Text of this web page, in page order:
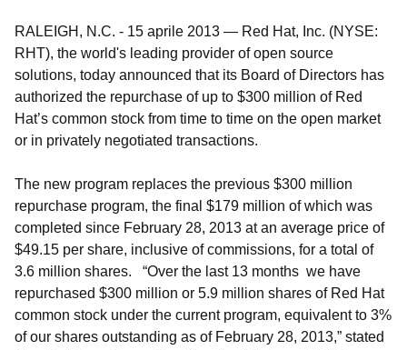
RALEIGH, N.C. - 15 aprile 2013 — Red Hat, Inc. (NYSE:
RHT), the world's leading provider of open source
solutions, today announced that its Board of Directors has
authorized the repurchase of up to $300 million of Red
Hat’s common stock from time to time on the open market
or in privately negotiated transactions.
The new program replaces the previous $300 million
repurchase program, the final $179 million of which was
completed since February 28, 2013 at an average price of
$49.15 per share, inclusive of commissions, for a total of
3.6 million shares. “Over the last 13 months we have
repurchased $300 million or 5.9 million shares of Red Hat
common stock under the current program, equivalent to 3%
of our shares outstanding as of February 28, 2013,” stated